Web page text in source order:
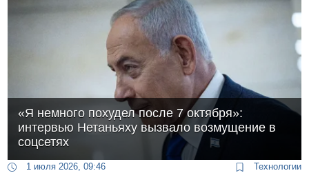
«Я немного похудел после 7 октября»:
интервью Нетаньяху вызвало возмущение в
соцсетях
1 июля 2026, 09:46 Технологии